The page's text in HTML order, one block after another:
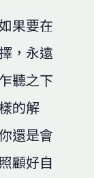
果要在
，永遠
聽之下
的解
還是會
顧好自